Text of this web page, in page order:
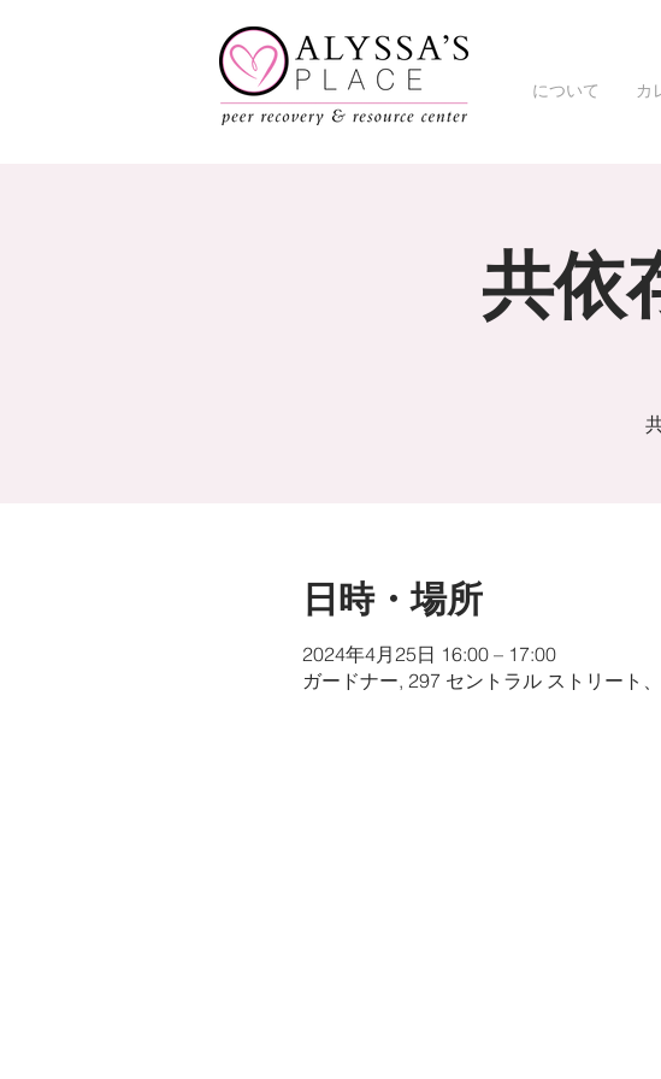
について カ
共依
日時・場所
2024年4月25日 16:00 – 17:00
ガードナー, 297 セントラル ストリート